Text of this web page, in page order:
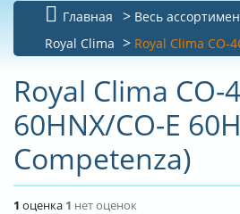
КАТАЛОГ
АКЦИИ И РАСПРОДАЖИ
УСЛУГИ
БИБЛИОТЕКА
НОВОСТИ
Главная Весь
Royal Clima
Royal Clima CO-
Royal Clima CO-
60HNX/CO-E
Competenza)
1 оценка 1 нет оценок